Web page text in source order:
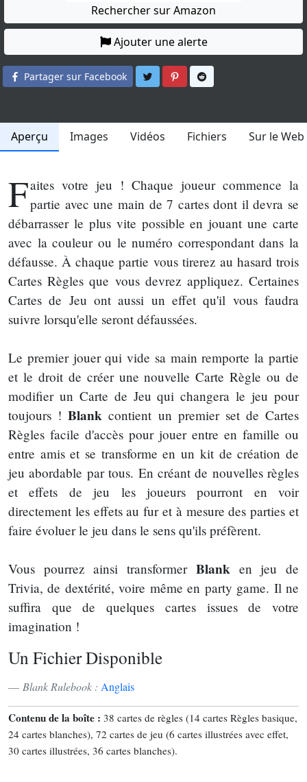
Rechercher sur Amazon
Ajouter une alerte
Partager sur Facebook Partager sur Twitter
Partager sur Pinterest
Aperçu Images Vidéos Fichiers Sur le Web
Faites votre jeu ! Chaque joueur commence la
partie avec une main de 7 cartes dont il devra se
débarrasser le plus vite possible en jouant une carte
avec la couleur ou le numéro correspondant dans la
défausse. À chaque partie vous tirerez au hasard trois
Cartes Règles que vous devrez appliquez. Certaines
Cartes de Jeu ont aussi un effet qu'il vous faudra
suivre lorsqu'elle seront défaussées.
Le premier jouer qui vide sa main remporte la partie
et le droit de créer une nouvelle Carte Règle ou de
modifier un Carte de Jeu qui changera le jeu pour
toujours !Blank contient un premier set de Cartes
Règles facile d'accès pour jouer entre en famille ou
entre amis et se transforme en un kit de création de
jeu abordable par tous. En créant de nouvelles règles
et effets de jeu les joueurs pourront en voir
directement les effets au fur et à mesure des parties et
faire évoluer le jeu dans le sens qu'ils préfèrent.
Vous pourrez ainsi transformer Blanken jeu de
Trivia, de dextérité, voire même en party game. Il ne
suffira que de quelques cartes issues de votre
imagination !
Un Fichier Disponible
Blank Rulebook : Anglais
Contenu de la boîte : 38 cartes de règles (14 cartes Règles basique,
24 cartes blanches), 72 cartes de jeu (6 cartes illustrées avec effet,
30 cartes illustrées, 36 cartes blanches).